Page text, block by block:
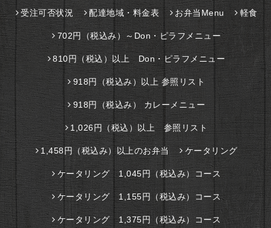
受注可否状況 配達地域・料金表 お弁当Menu 軽食
702円（税込み）～Don・ピラフメニュー
810円（税込）以上 Don・ピラフメニュー
918円（税込み）以上 参照リスト
918円（税込み） カレーメニュー
1,026円（税込）以上 参照リスト
1,458円（税込み）以上のお弁当 ケータリング
ケータリング 1,045円（税込み）コース
ケータリング 1,155円（税込み）コース
ケータリング 1,375円（税込み）コース